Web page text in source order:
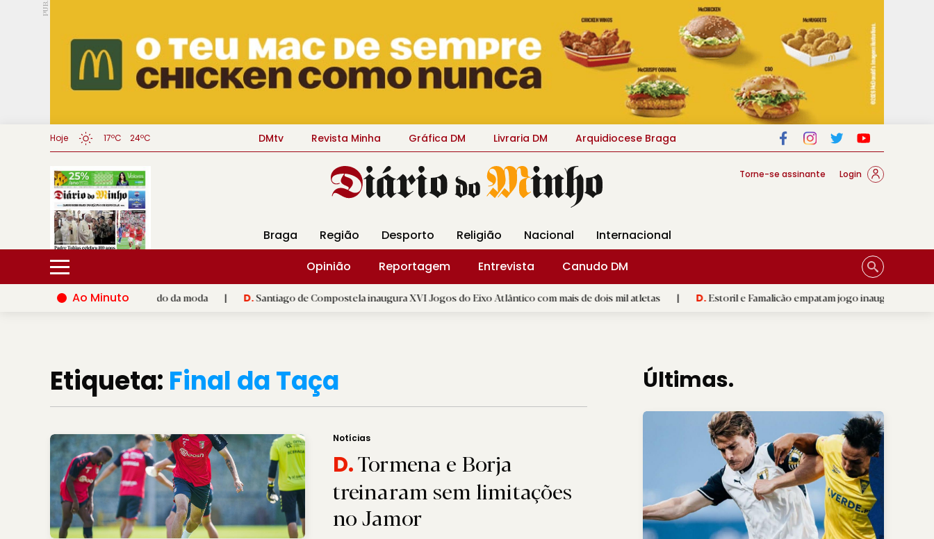
PUB.
Hoje 17ºC 24ºC DMtv Revista Minha Gráfica DM Livraria DM Arquidiocese Braga
Torne-se assinante Login
Braga Região Desporto Religião Nacional
Internacional
Opinião
Reportagem Entrevista
Canudo DM
Ao Minuto
à inovação do mundo da moda | D.Santiago de Compostela inaugura XVI Jogos do Eixo Atlântico com mais de dois mil atletas | D.Estoril e Famalicão empatam jogo inaugural da época
Etiqueta: Final da Taça
Notícias
D.Tormena e Borja
treinaram sem limitações
no Jamor
Últimas.